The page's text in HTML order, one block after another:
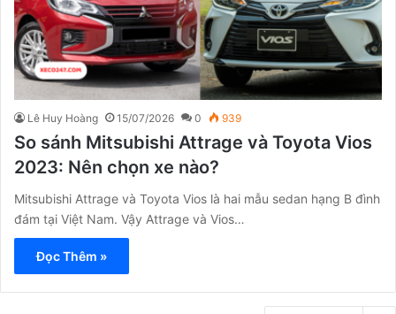
Lê Huy Hoàng 15/07/2026 0 939
So sánh Mitsubishi Attrage và Toyota Vios
2023: Nên chọn xe nào?
Mitsubishi Attrage và Toyota Vios là hai mẫu sedan hạng B đình
đám tại Việt Nam. Vậy Attrage và Vios…
Đọc Thêm »